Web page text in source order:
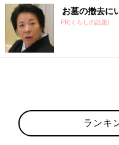
お墓の撤去に
PR(くらしの話題)
ランキ